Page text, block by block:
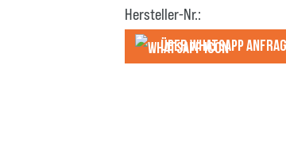
Hersteller-Nr.:
Über WhatsApp